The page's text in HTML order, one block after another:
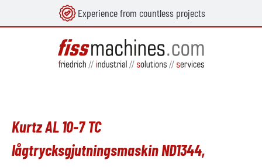
Experience from countless projects
Kurtz AL 10-7 TC
lågtrycksgjutningsmaskin ND1344,